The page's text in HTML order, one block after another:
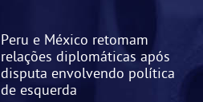
Peru e México retomam
relações diplomáticas após
disputa envolvendo política
de esquerda